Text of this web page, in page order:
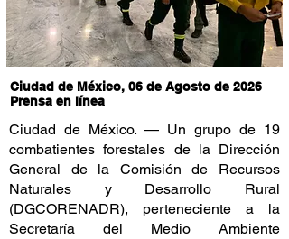
Ciudad de México, 06 de Agosto de 2026
Prensa en línea
Ciudad de México. — Un grupo de 19
combatientes forestales de la Dirección
General de la Comisión de Recursos
Naturales y Desarrollo Rural
(DGCORENADR), perteneciente a la
Secretaría del Medio Ambiente